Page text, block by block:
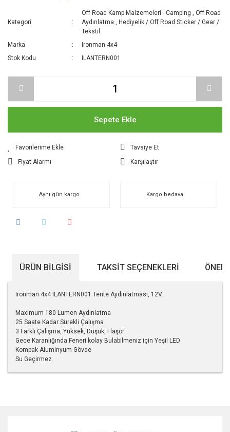
Kategori
Off Road Kamp Malzemeleri - Camping ,Off Road
Aydınlatma
,Hediyelik / Off Road Sticker / Gear /
Tekstil
Marka
Ironman 4x4
Stok Kodu
ILANTERN001
Sepete Ekle
Tavsiye Et
Fiyat Alarmı
Karşılaştır
Aynı gün kargo Kargo bedava
ÜRÜN BILGISI TAKSIT SEÇENEKLERI
Ironman 4x4 ILANTERN001 Tente Aydınlatması, 12V.
Maximum 180 Lumen Aydınlatma
25 Saate Kadar Sürekli Çalışma
3 Farklı Çalışma, Yüksek, Düşük, Flaşör
Gece Karanlığında Feneri kolay Bulabilmeniz için Yeşil LED
Kompak Aluminyum Gövde
Su Geçirmez